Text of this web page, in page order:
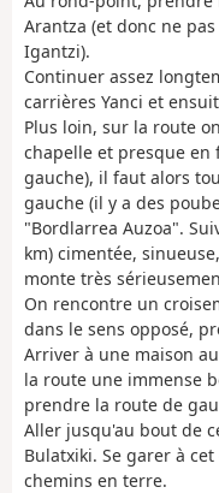
Arantza (et donc ne
Igantzi).
Continuer assez
carrières Yanci et
Plus loin, sur la route
chapelle et presque en
gauche), il faut alors
gauche (il y a des
"Bordlarrea Auzoa".
km) cimentée,
monte très
On rencontre un
dans le sens opposé,
Arriver à une maison
la route une immense
prendre la route de
Aller jusqu'au bout de
Bulatxiki. Se garer à
chemins en terre.